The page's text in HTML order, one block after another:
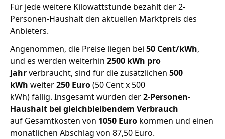
Für jede weitere Kilowattstunde bezahlt der 2-
Personen-Haushalt den aktuellen Marktpreis des
Anbieters.
Angenommen, die Preise liegen bei 50 Cent/kWh,
und es werden weiterhin 2500 kWh pro
Jahrverbraucht, sind für die zusätzlichen 500
kWh weiter250 Euro(50 Cent x 500
kWh) fällig. Insgesamt würden der2-Personen-
Haushalt bei gleichbleibendem Verbrauch
auf Gesamtkosten von 1050 Euro kommen und einen
monatlichen Abschlag von 87,50 Euro.